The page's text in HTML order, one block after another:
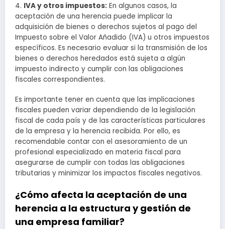
4. IVA y otros impuestos: En algunos casos, la
aceptación de una herencia puede implicar la
adquisición de bienes o derechos sujetos al pago del
Impuesto sobre el Valor Añadido (IVA) u otros impuestos
específicos. Es necesario evaluar si la transmisión de los
bienes o derechos heredados está sujeta a algún
impuesto indirecto y cumplir con las obligaciones
fiscales correspondientes.
Es importante tener en cuenta que las implicaciones
fiscales pueden variar dependiendo de la legislación
fiscal de cada país y de las características particulares
de la empresa y la herencia recibida. Por ello, es
recomendable contar con el asesoramiento de un
profesional especializado en materia fiscal para
asegurarse de cumplir con todas las obligaciones
tributarias y minimizar los impactos fiscales negativos.
¿Cómo afecta la aceptación de una
herencia a la estructura y gestión de
una empresa familiar?